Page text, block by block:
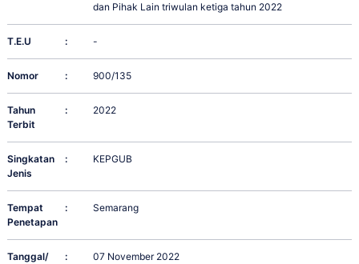
dan Pihak Lain triwulan ketiga tahun 2022
T.E.U : -
Nomor : 900/135
Tahun
Terbit
: 2022
Singkatan
Jenis
: KEPGUB
Tempat
Penetapan
: Semarang
Tanggal/
: 07 November 2022